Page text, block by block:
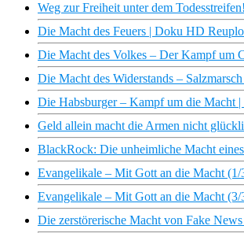
Weg zur Freiheit unter dem
Die Macht des Feuers | Doku HD
Die Macht des Volkes – Der Kampf um
Die Macht des Widerstands –
Die Habsburger – Kampf um die Macht
Geld allein macht die Armen nicht
BlackRock: Die unheimliche Macht
Evangelikale – Mit Gott an die Macht
Evangelikale – Mit Gott an die Macht
Die zerstörerische Macht von Fake